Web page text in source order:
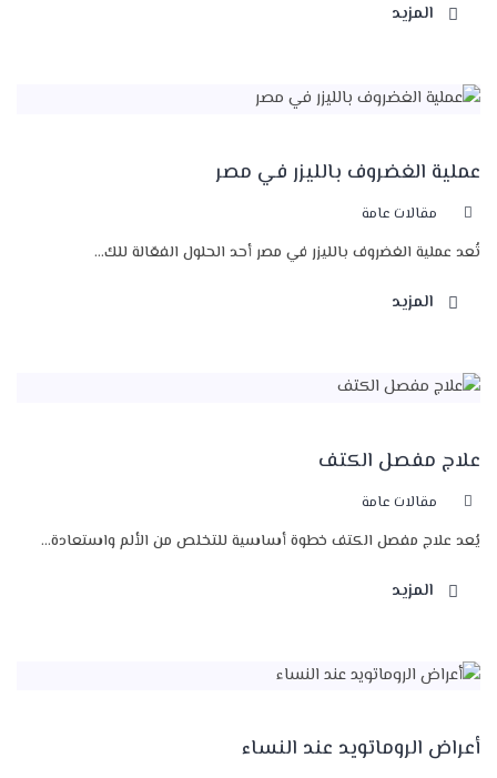
المزيد
عملية الغضروف بالليزر في مصر
مقالات عامة
تُعد عملية الغضروف بالليزر في مصر أحد الحلول الفعّالة للك...
المزيد
علاج مفصل الكتف
مقالات عامة
يُعد علاج مفصل الكتف خطوة أساسية للتخلص من الألم واستعادة...
المزيد
أعراض الروماتويد عند النساء